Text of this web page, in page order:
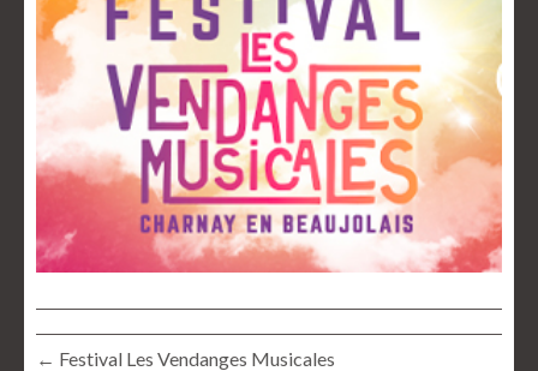
← Festival Les Vendanges Musicales